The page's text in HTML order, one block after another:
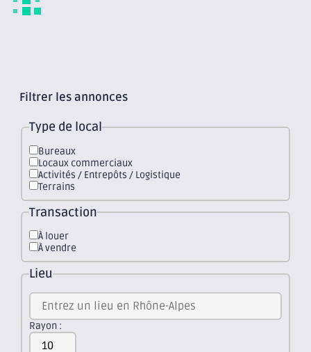
Filtrer les annonces
Type de local
Bureaux
Locaux commerciaux
Activités / Entrepôts / Logistique
Terrains
Transaction
À louer
À vendre
Lieu
Rayon :